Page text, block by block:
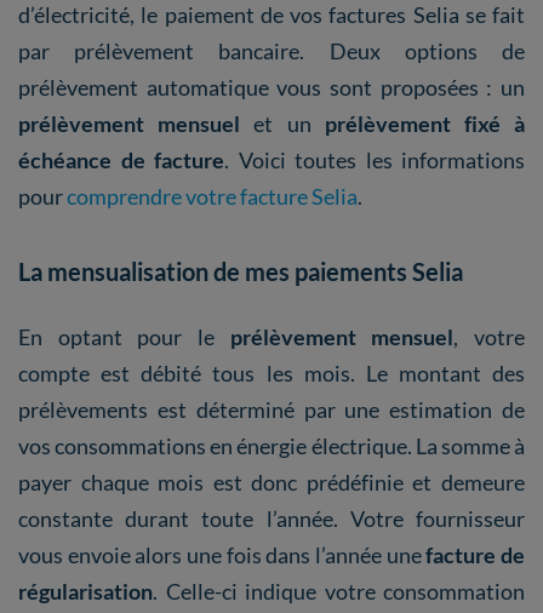
d’électricité, le paiement de vos factures Selia se fait
par prélèvement bancaire. Deux options de
prélèvement automatique vous sont proposées : un
prélèvement mensuel et un prélèvement fixé à
échéance de facture. Voici toutes les informations
pourcomprendre votre facture Selia.
La mensualisation de mes paiements Selia
En optant pour le prélèvement mensuel, votre
compte est débité tous les mois. Le montant des
prélèvements est déterminé par une estimation de
vos consommations en énergie électrique. La somme à
payer chaque mois est donc prédéfinie et demeure
constante durant toute l’année. Votre fournisseur
vous envoie alors une fois dans l’année unefacture de
régularisation. Celle-ci indique votre consommation